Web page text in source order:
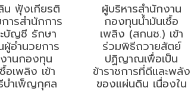
น ฟุ้งเกียรติ
ารสำนักการ
บัญชี รักษา
ผู้อำนวยการ
านกองทุน
อเพลิง เข้า
บำเพ็ญกุศล
ผู้บริหารสำนักงาน
กองทุนน้ำมันเชื้อ
เพลิง (สกนช.) เข้า
ร่วมพิธีถวายสัตย์
ปฏิญาณเพื่อเป็น
ข้าราชการที่ดีและพลัง
ของแผ่นดิน เนื่องใน